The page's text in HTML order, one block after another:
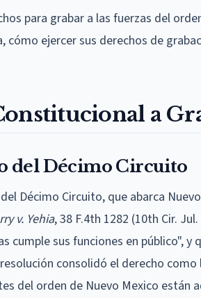
para grabar a las fuerzas del
cómo ejercer sus derechos de
a
del Décimo Circuito
Décimo Circuito, que abarca
v. Yehia, 38 F.4th 1282 (10th Cir.
cumple sus funciones en público",
consolidó el derecho
del orden de Nuevo Mexico